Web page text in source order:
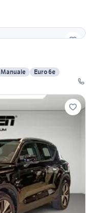
Manuale
Euro 6e